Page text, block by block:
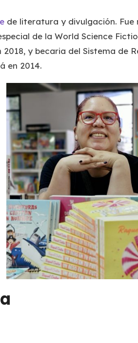
de literatura y divulgación. Fue
de la World Science
2018, y becaria del Sistema de
en 2014.